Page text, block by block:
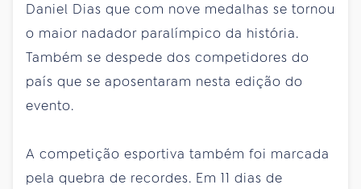
Daniel Dias que com nove medalhas se tornou
o maior nadador paralímpico da história.
Também se despede dos competidores do
país que se aposentaram nesta edição do
evento.
A competição esportiva também foi marcada
pela quebra de recordes. Em 11 dias de